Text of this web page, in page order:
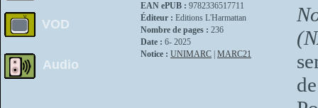
VOD
Audio
EAN ePUB : 9782336517711
Éditeur : Editions L'Harmattan
Nombre de pages : 236
Date : 6- 2025
Notice : UNIMARC MARC21